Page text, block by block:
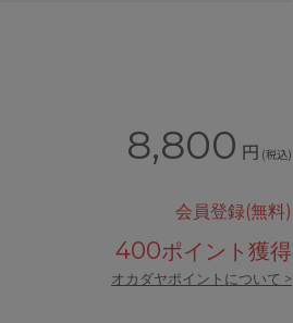
8,800 円 (税込)
会員登録(無料)
400ポイント獲得
オカダヤポイントについて >